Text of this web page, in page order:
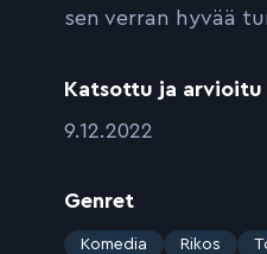
sen verran hyvää
Katsottu ja arvioitu
:9.12.2022
Genret
:
Komedia Rikos